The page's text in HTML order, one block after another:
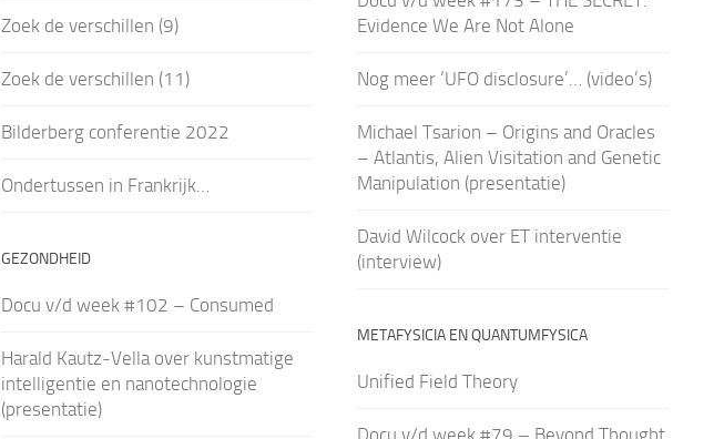
Zoek de verschillen (9)
Zoek de verschillen (11)
Bilderberg conferentie 2022
Ondertussen in Frankrijk…
GEZONDHEID
Docu v/d week #102 – Consumed
Harald Kautz-Vella over kunstmatige
intelligentie en nanotechnologie
(presentatie)
Evidence We Are Not Alone
Nog meer ‘UFO disclosure’… (video’s)
Michael Tsarion – Origins and Oracles
– Atlantis, Alien Visitation and Genetic
Manipulation (presentatie)
David Wilcock over ET interventie
(interview)
METAFYSICIA EN QUANTUMFYSICA
Unified Field Theory
Docu v/d week #79 – Beyond Thought